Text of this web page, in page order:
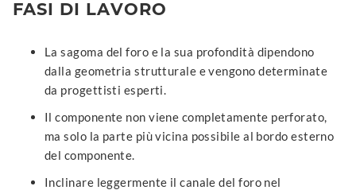
FASI DI LAVORO
La sagoma del foro e la sua profondità dipendono
dalla geometria strutturale e vengono determinate
da progettisti esperti.
Il componente non viene completamente perforato,
ma solo la parte più vicina possibile al bordo esterno
del componente.
Inclinare leggermente il canale del foro nel